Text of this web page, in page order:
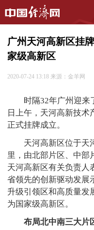
广州天河高新区挂
家级高新区
2020-07-24 13:18 来源：金羊网
时隔32年广州迎来
日上午，天河高新技术
正式挂牌成立。
天河高新区位于天
里，由北部片区、中部
天河高新区有关负责人
省领先的创新驱动发展
升级引领区和高质量发
为国家级高新区。
布局北中南三大片